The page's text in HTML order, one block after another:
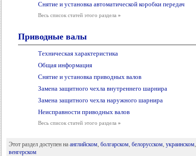
Снятие и установка автоматической коробки передач
Весь список статей этого раздела »
Приводные валы
Техническая характеристика
Общая информация
Снятие и установка приводных валов
Замена защитного чехла внутреннего шарнира
Замена защитного чехла наружного шарнира
Неисправности приводных валов
Весь список статей этого раздела »
Этот раздел доступен на английском, болгарском, белорусском, украинском,
венгерском